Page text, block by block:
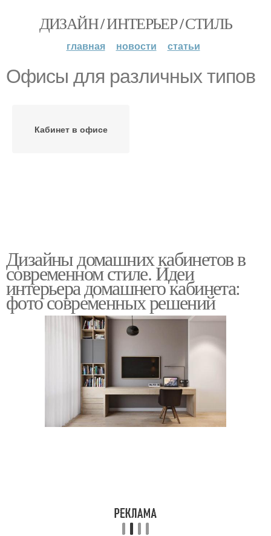
ДИЗАЙН / ИНТЕРЬЕР / СТИЛЬ
главная новости статьи
Офисы для различных типов
Кабинет в офисе
Дизайны домашних кабинетов в
современном стиле. Идеи
интерьера домашнего кабинета:
фото современных решений